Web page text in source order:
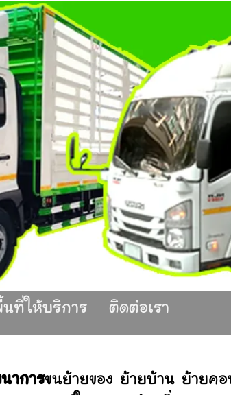
ที่ให้บริการ ติดต่อเรา
าการขนย้ายของ ย้ายบ้าน ย้ายค